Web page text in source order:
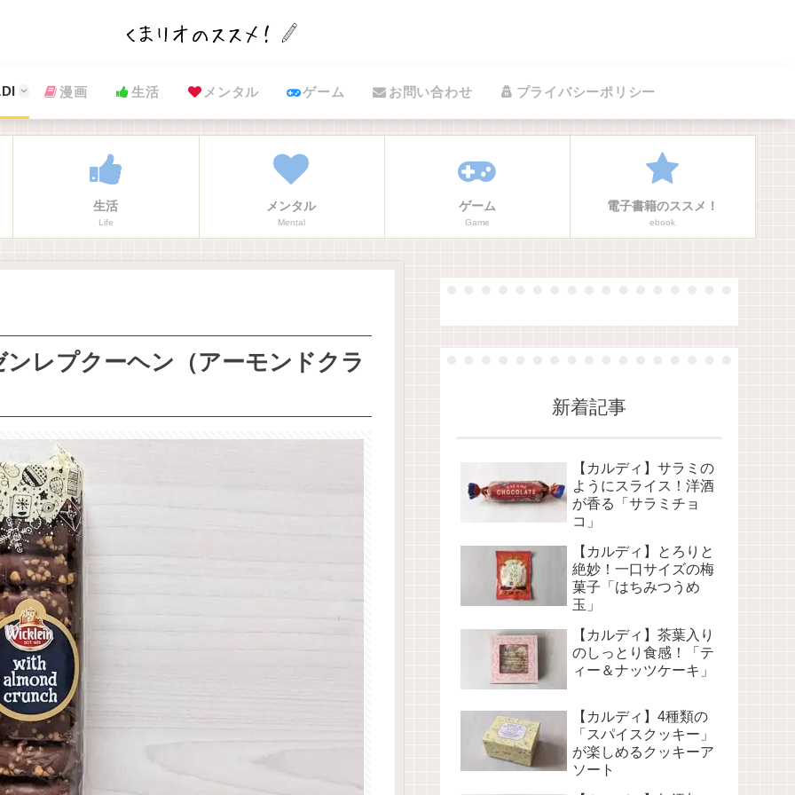
漫画 生活 メンタル ゲーム お問い合わせ プライバシーポリシー
生活
Life
メンタル
Mental
ゲーム
Game
電子書籍のススメ！
ebook
レプクーヘン（アーモンドクラ
新着記事
【カルディ】サラミの
ようにスライス！洋酒
が香る「サラミチョ
コ」
【カルディ】とろりと
絶妙！一口サイズの梅
菓子「はちみつうめ
玉」
【カルディ】茶葉入り
のしっとり食感！「テ
ィー＆ナッツケーキ」
【カルディ】4種類の
「スパイスクッキー」
が楽しめるクッキーア
ソート